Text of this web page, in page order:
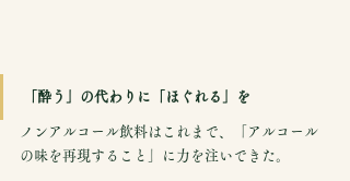
「酔う」の代わりに「ほぐれる」を
ノンアルコール飲料はこれまで、「アルコール
の味を再現すること」に力を注いできた。